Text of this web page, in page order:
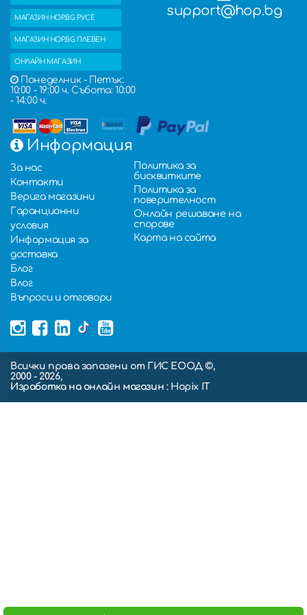
МАГАЗИН HOP.BG РУСЕ
МАГАЗИН HOP.BG ПЛЕВЕН
ОНЛАЙН МАГАЗИН
Понеделник - Петък:
10:00 - 19:00 ч. Събота: 10:00
- 14:00 ч.
support@hop.bg
Информация
За нас
Контакти
Верига магазини
Гаранционни
условия
Информация за
доставка
Блог
Влог
Въпроси и отговори
Политика за
бисквитките
Политика за
поверителност
Онлайн решаване на
спорове
Карта на сайта
Всички права запазени от ГИС ЕООД ©,
2000 - 2026,
Изработка на онлайн магазин : Hopix IT